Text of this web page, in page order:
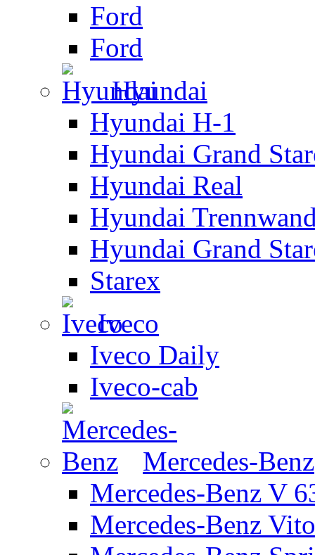
Ford
Ford
Hyundai
Hyundai H-1
Hyundai Grand
Hyundai Real
Hyundai
Hyundai Grand
Starex
Iveco
Iveco Daily
Iveco-cab
Mercedes-Benz
Mercedes-Benz V
Mercedes-Benz